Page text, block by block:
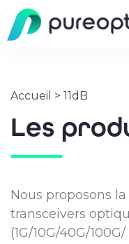
Accueil > 11dB
Les
Nous proposons
transceivers
(1G/10G/40G/